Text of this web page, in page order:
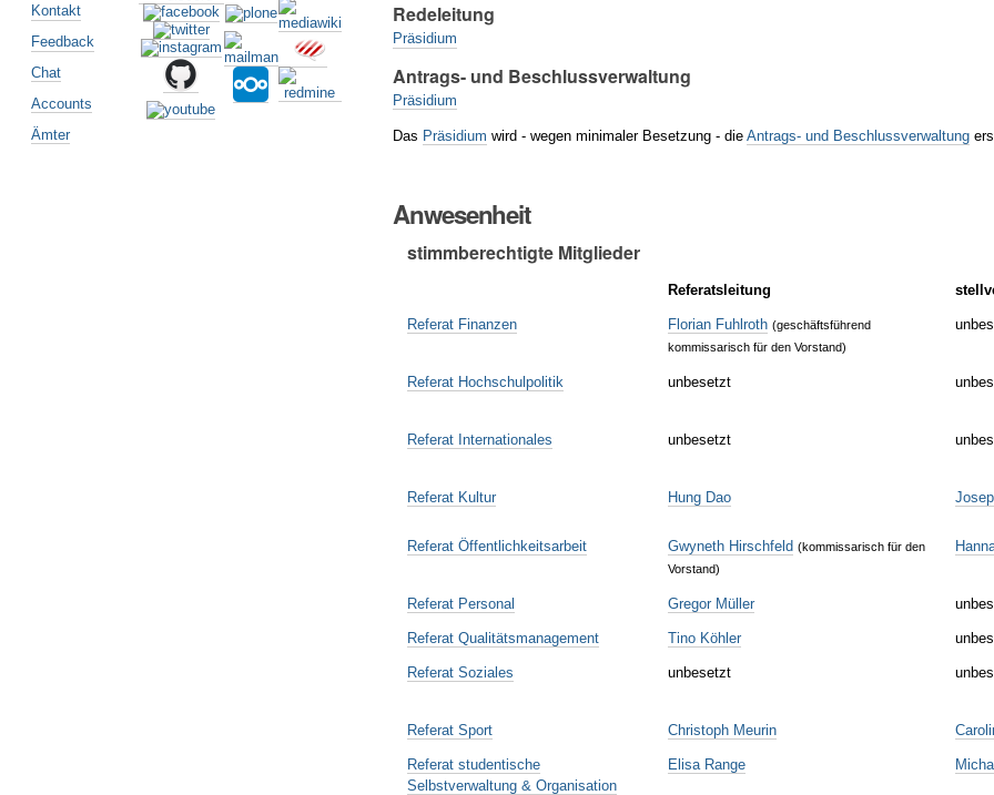
Redeleitung
Präsidium
Antrags- und Beschlussverwaltung
Präsidium
Das Präsidium wird - wegen minimaler Besetzung - dieAntrags- und Beschlussverwaltung
Anwesenheit
stimmberechtigte Mitglieder
Referatsleitung
Referat Finanzen Florian Fuhlroth (geschäftsführend
kommissarisch für den Vorstand)
Referat Hochschulpolitik unbesetzt
Referat Internationales unbesetzt
Referat Kultur Hung Dao
Referat Öffentlichkeitsarbeit Gwyneth Hirschfeld (kommissarisch für den
Vorstand)
Referat Personal Gregor Müller
Referat Qualitätsmanagement Tino Köhler
Referat Soziales unbesetzt
Referat Sport Christoph Meurin
Referat studentische
Selbstverwaltung & Organisation
Elisa Range
Kontakt
Feedback
Chat
Accounts
Ämter